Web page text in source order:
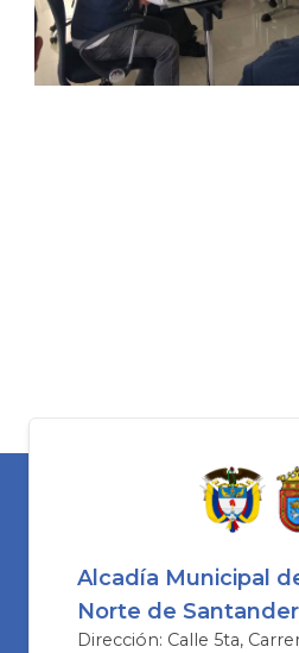
Alcadía Municipal
Norte de Santander
Dirección: Calle 5ta,